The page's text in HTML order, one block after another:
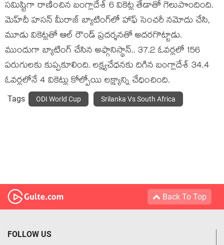
సమిష్టిగా రాణించిన బంగ్లాదేశ్ 6 వికెట్ల తేడాతో గెలుపొందింది.
మెహ్‌దీ హసన్ మీరాజ్ బ్యాటింగ్‌లో హాఫ్ సెంచరీ నమోదు చేసి,
మూడు వికెట్లతో ఆల్ రౌండ్ ప్రదర్శనతో అదరగొట్టాడు.
ముందుగా బ్యాటింగ్ చేసిన అఫ్గానిస్థాన్.. 37.2 ఓవర్లలో 156
పరుగులకు కుప్పకూలింది. లక్ష్యచేధనకు దిగిన బంగ్లాదేశ్ 34.4
ఓవర్లలోనే 4 వికెట్లు కోల్పోయి లక్ష్యాన్ని చేధించింది.
Tags ODI World Cup Srilanka Vs South Africa
Back To Top
FOLLOW US